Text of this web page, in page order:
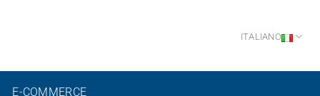
ITALIANO
E-COMMERCE